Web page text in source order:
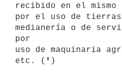
recibido en el mismo
por el uso de tierras
medianería o de
por
uso de maquinaria